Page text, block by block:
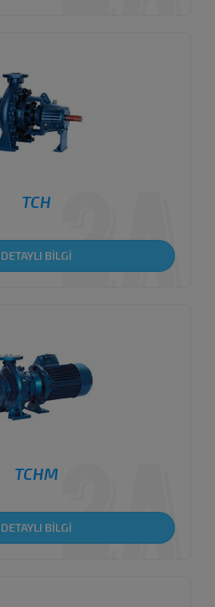
TCH
DETAYLI BİLGİ
TCHM
DETAYLI BİLGİ